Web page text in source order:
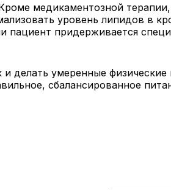
медикаментозной
уровень липидов в
пациент придерживается
делать умеренные
сбалансированное